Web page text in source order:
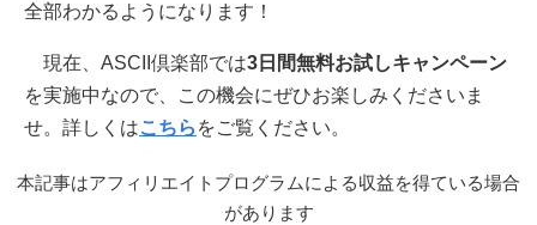
全部わかるようになります！
現在、ASCII倶楽部では3日間無料お試しキャンペーン
を実施中なので、この機会にぜひお楽しみくださいま
せ。詳しくはこちら をご覧ください。
本記事はアフィリエイトプログラムによる収益を得ている場合
があります